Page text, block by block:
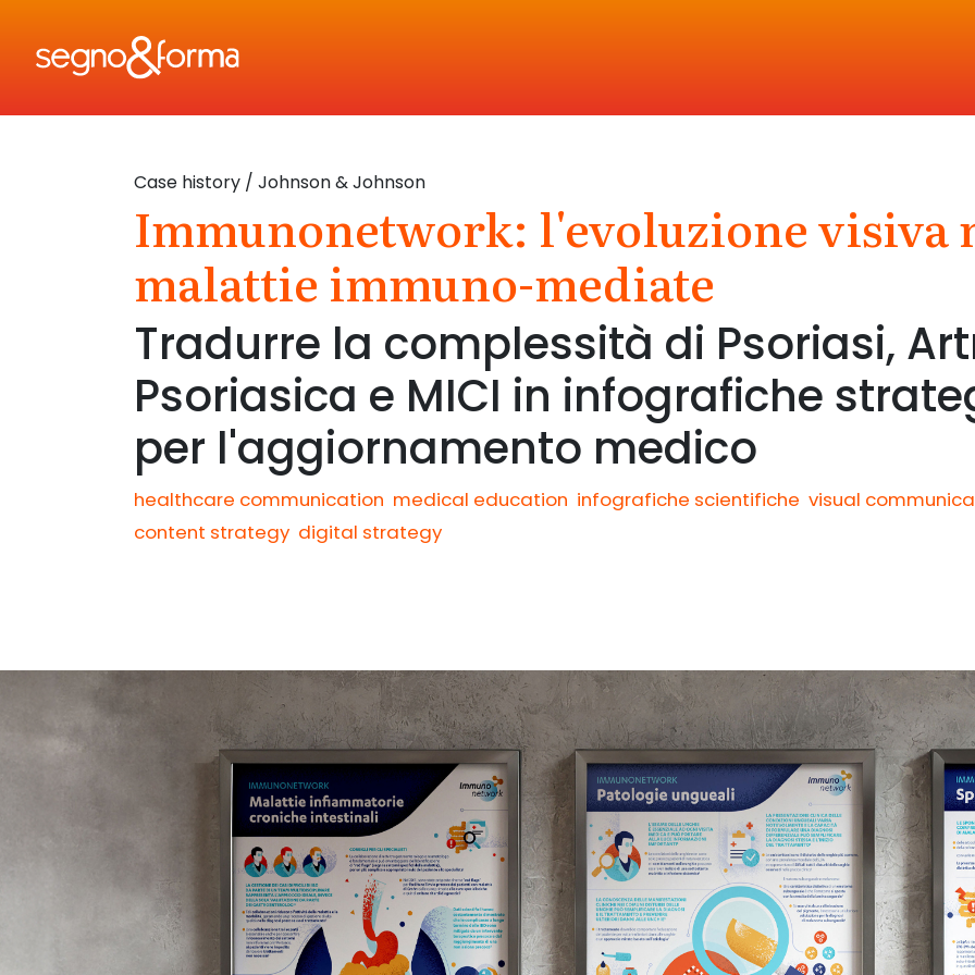
SITEMAP
About
Case History
Contatti
HEADQUARTER
Via Walter Tobagi 6
20143 Milano
Case history/ Johnson & Johnson
Immunonetwork: l'evoluzione visiva
malattie immuno-mediate
Tradurre la complessità di Psoriasi,
Psoriasica e MICI in infografiche
per l'aggiornamento medico
healthcare communication medical education infografiche scientifiche visual
content strategy digital strategy